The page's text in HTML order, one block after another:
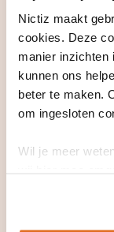
Nictiz maakt
cookies. Deze
manier inzichten
kunnen ons
beter te maken.
om ingesloten
Wil je meer
Samen met partijen
ICT-leveranciers,
huisartsen,
uitwisselen. Denk
Contra-